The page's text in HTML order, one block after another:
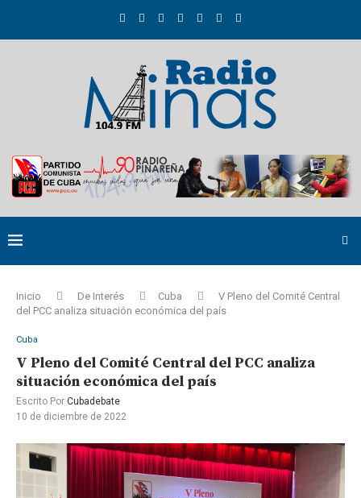
Inicio De Interés Cuba
V Pleno del Comité Central
del PCC analiza situación económica del país
Cuba
V Pleno del Comité Central del PCC analiza
situación económica del país
Escrito Por Cubadebate
10 de diciembre de 2022